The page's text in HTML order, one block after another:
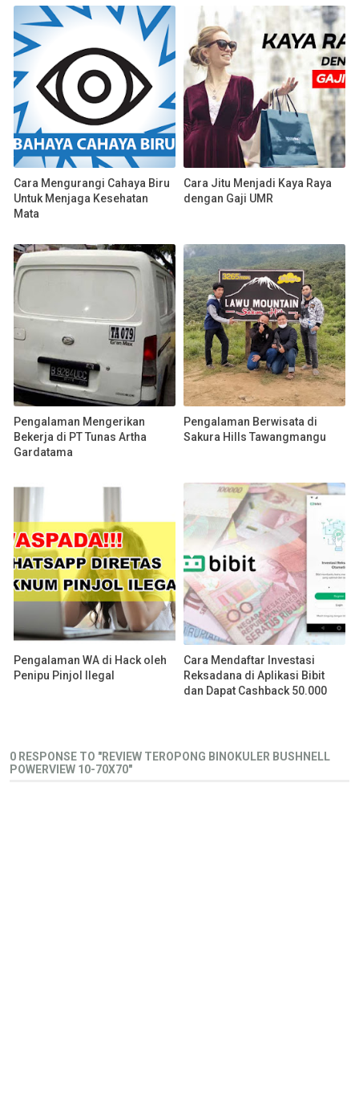
Cara Mengurangi Cahaya Biru
Untuk Menjaga Kesehatan
Mata
Cara Jitu Menjadi Kaya Raya
dengan Gaji UMR
Pengalaman Mengerikan
Bekerja di PT Tunas Artha
Gardatama
Pengalaman Berwisata di
Sakura Hills Tawangmangu
Pengalaman WA di Hack oleh
Penipu Pinjol Ilegal
Cara Mendaftar Investasi
Reksadana di Aplikasi Bibit
dan Dapat Cashback 50.000
0 RESPONSE TO "REVIEW TEROPONG BINOKULER BUSHNELL
POWERVIEW 10-70X70"